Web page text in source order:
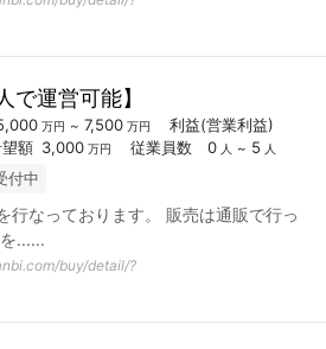
で運営可能】
万円 ~ 7,500 万円 利益(営業利益)
額 3,000 万円 従業員数 0 人 ~ 5 人
付中
行なっております。 販売は通販で行っ
......
buy/detail/?